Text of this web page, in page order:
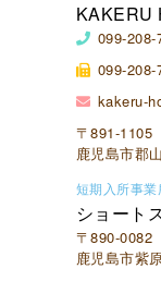
KAKERU
099-208-
099-208-
kakeru-
〒891-1105
鹿児島市郡
短期入所事業
ショート
〒890-0082
鹿児島市紫